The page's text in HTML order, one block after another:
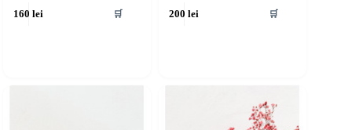
160lei 🛒 200lei 🛒